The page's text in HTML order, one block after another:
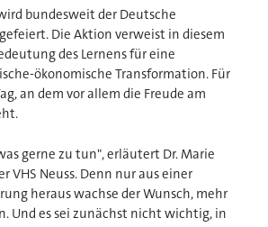
bundesweit der Deutsche
Die Aktion verweist in diesem
des Lernens für eine
ökonomische Transformation. Für
an dem vor allem die Freude am
gerne zu tun", erläutert Dr. Marie
VHS Neuss. Denn nur aus einer
heraus wachse der Wunsch, mehr
Und es sei zunächst nicht wichtig, in